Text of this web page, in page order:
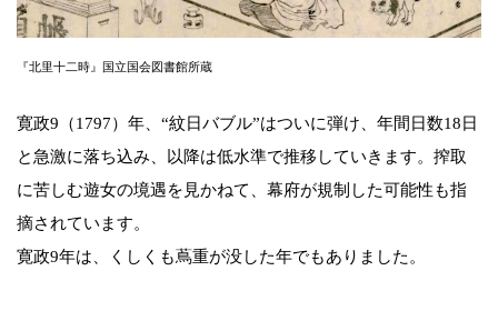
『北里十二時』国立国会図書館所蔵
寛政9（1797）年、“紋日バブル”はついに弾け、年間日数18日
と急激に落ち込み、以降は低水準で推移していきます。搾取
に苦しむ遊女の境遇を見かねて、幕府が規制した可能性も指
摘されています。
寛政9年は、くしくも蔦重が没した年でもありました。